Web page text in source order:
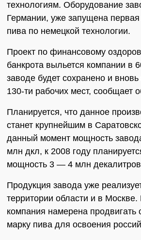
технологиям. Оборудование
Германии, уже запущена
пива по немецкой технологии.
Проект по финансовому
банкрота выльется компании в
заводе будет сохранено и
130-ти рабочих мест, сообщает
Планируется, что данное
станет крупнейшим в
данный момент мощность
млн дкл, к 2008 году
мощность 3 — 4 млн
Продукция завода уже
территории области и в
компания намерена продвигать
марку пива для освоения